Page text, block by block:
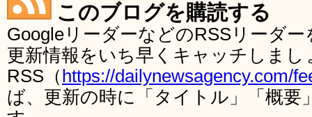
このブログを購読する
GoogleリーダーなどのRSSリーダ
更新情報をいち早くキャッチしま
RSS（ https://dailynewsagency.com/
ば、更新の時に「タイトル」「概要